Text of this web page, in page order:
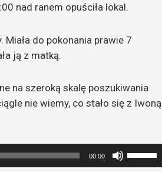
nad ranem opuściła lokal.
do pokonania prawie 7
ją z matką.
na szeroką skalę poszukiwania
nie wiemy, co stało się z Iwoną
00:00
strzałek